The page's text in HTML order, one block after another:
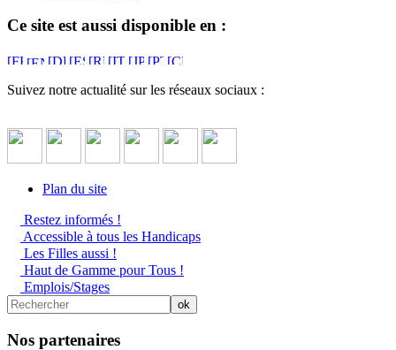
Ce site est aussi disponible en :
Suivez notre actualité sur les réseaux sociaux :
Plan du site
Restez informés !
Accessible à tous les Handicaps
Les Filles aussi !
Haut de Gamme pour Tous !
Emplois/Stages
Nos partenaires